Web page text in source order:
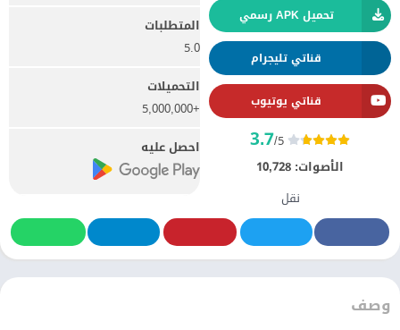
تحميل APK رسمي
قناتي تليجرام
قناتي يوتيوب
3.7/5
الأصوات: 10,728
نقل
المتطلبات
5.0
التحميلات
+5,000,000
احصل عليه
وصف